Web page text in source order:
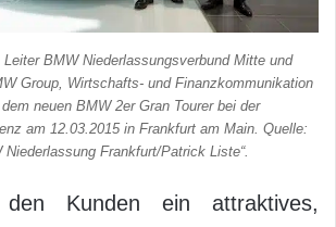
BMW Niederlassungsverbund Mitte und
Group, Wirtschafts- und Finanzkommunikation
neuen BMW 2er Gran Tourer bei der
am 12.03.2015 in Frankfurt am Main. Quelle:
Niederlassung Frankfurt/Patrick Liste“.
Kunden ein attraktives,